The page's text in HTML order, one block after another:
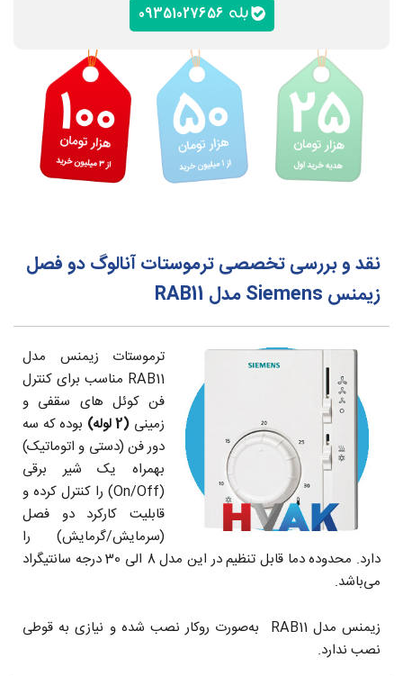
نقد و بررسی تخصصی ترموستات آنالوگ دو فصل
زیمنس Siemens مدل RAB11
ترموستات زیمنس مدل
RAB11 مناسب برای کنترل
فن کوئل های سقفی و
زمینی (2 لوله)
بوده که سه
دور فن (دستی و اتوماتیک)
بهمراه یک شیر برقی
(On/Off) را کنترل کرده و
قابلیت کارکرد دو فصل
(سرمایش/گرمایش) را
دارد. محدوده دما قابل تنظیم در این مدل 8 الی 30 درجه سانتیگراد
می‌باشد.
زیمنس مدل RAB11 به‌صورت روکار نصب شده و نیازی به قوطی
نصب ندارد.